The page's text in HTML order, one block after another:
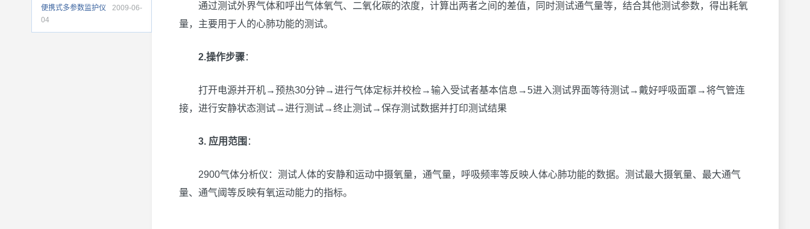
便携式多参数监护仪
2009-06-
04
通过测试外界气体和呼出气体氧气、二氧化碳的浓度，计算出两者之间的差值，同时测试通气量等，结合其他测试参数，得出耗氧
量，主要用于人的心肺功能的测试。
2.操作步骤：
打开电源并开机→预热30分钟→进行气体定标并校检→输入受试者基本信息→5进入测试界面等待测试→戴好呼吸面罩→将气管连
接，进行安静状态测试→进行测试→终止测试→保存测试数据并打印测试结果
3. 应用范围 ：
2900气体分析仪：测试人体的安静和运动中摄氧量，通气量，呼吸频率等反映人体心肺功能的数据。测试最大摄氧量、最大通气
量、通气阈等反映有氧运动能力的指标。